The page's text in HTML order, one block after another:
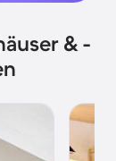
& -